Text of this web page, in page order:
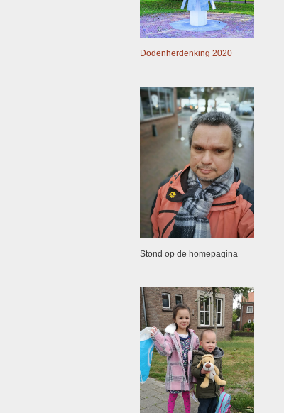
Dodenherdenking 2020
Stond op de homepagina